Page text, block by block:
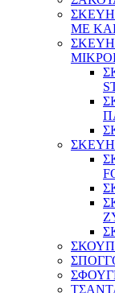
ΜΕ